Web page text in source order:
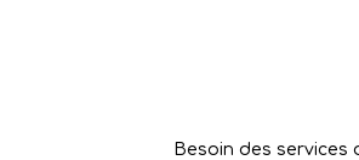
Besoin des services